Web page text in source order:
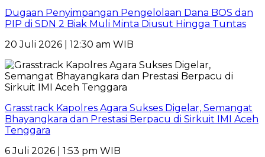
Dugaan Penyimpangan Pengelolaan Dana BOS dan
PIP di SDN 2 Biak Muli Minta Diusut Hingga Tuntas
20 Juli 2026 | 12:30 am WIB
Grasstrack Kapolres Agara Sukses Digelar, Semangat
Bhayangkara dan Prestasi Berpacu di Sirkuit IMI Aceh
Tenggara
6 Juli 2026 | 1:53 pm WIB